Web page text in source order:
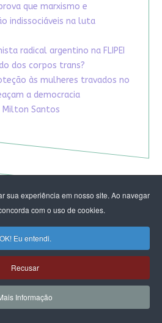
sua experiência em nosso site. Ao navegar
com o uso de cookies.
OK! Eu entendi.
Recusar
Informação
que marxismo e
indissociáveis na luta
radical argentino na FLIPEI
dos corpos trans?
às mulheres travados no
a democracia
Milton Santos